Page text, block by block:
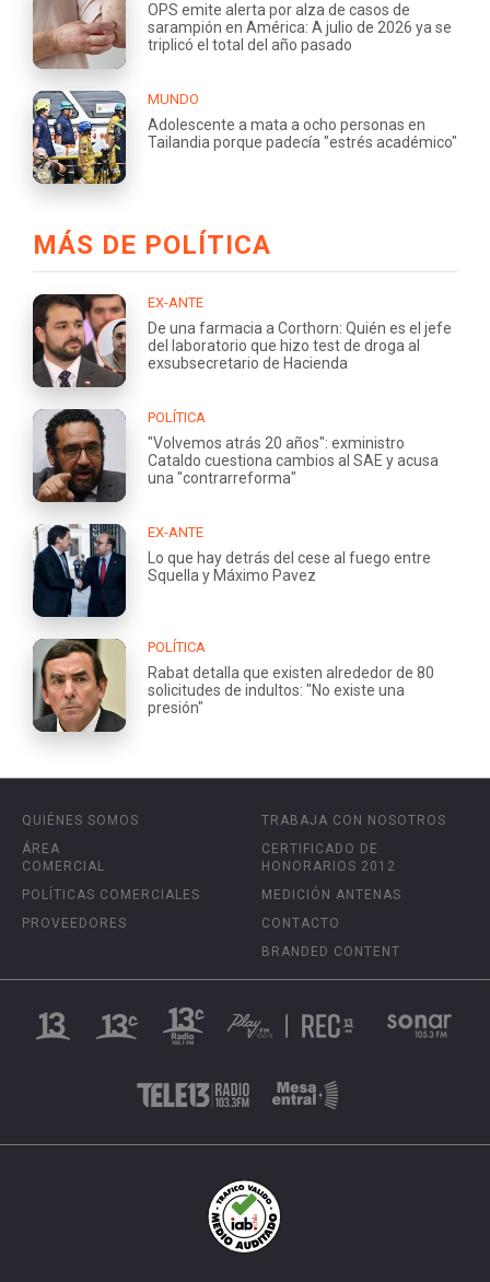
OPS emite alerta por alza de casos de
sarampión en América: A julio de 2026 ya se
triplicó el total del año pasado
MUNDO
Adolescente a mata a ocho personas en
Tailandia porque padecía "estrés académico"
MÁS DE POLÍTICA
EX-ANTE
De una farmacia a Corthorn: Quién es el jefe
del laboratorio que hizo test de droga al
exsubsecretario de Hacienda
POLÍTICA
"Volvemos atrás 20 años": exministro
Cataldo cuestiona cambios al SAE y acusa
una "contrarreforma"
EX-ANTE
Lo que hay detrás del cese al fuego entre
Squella y Máximo Pavez
POLÍTICA
Rabat detalla que existen alrededor de 80
solicitudes de indultos: "No existe una
presión"
QUIÉNES SOMOS
ÁREA
COMERCIAL
POLÍTICAS COMERCIALES
PROVEEDORES
TRABAJA CON NOSOTROS
CERTIFICADO DE
HONORARIOS 2012
MEDICIÓN ANTENAS
CONTACTO
BRANDED CONTENT